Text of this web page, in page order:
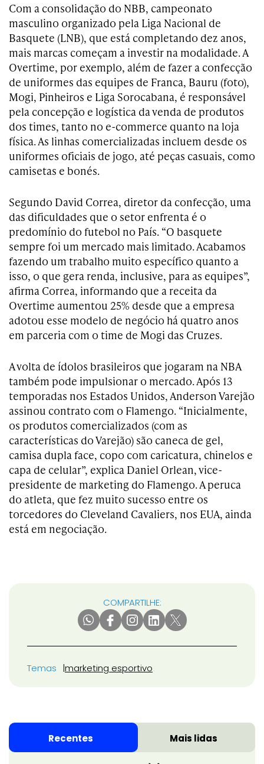
Com a consolidação do NBB, campeonato
masculino organizado pela Liga Nacional de
Basquete (LNB), que está completando dez anos,
mais marcas começam a investir na modalidade. A
Overtime, por exemplo, além de fazer a confecção
de uniformes das equipes de Franca, Bauru (foto),
Mogi, Pinheiros e Liga Sorocabana, é responsável
pela concepção e logística da venda de produtos
dos times, tanto no e-commerce quanto na loja
física. As linhas comercializadas incluem desde os
uniformes oficiais de jogo, até peças casuais, como
camisetas e bonés.
Segundo David Correa, diretor da confecção, uma
das dificuldades que o setor enfrenta é o
predomínio do futebol no País. “O basquete
sempre foi um mercado mais limitado. Acabamos
fazendo um trabalho muito específico quanto a
isso, o que gera renda, inclusive, para as equipes”,
afirma Correa, informando que a receita da
Overtime aumentou 25% desde que a empresa
adotou esse modelo de negócio há quatro anos
em parceria com o time de Mogi das Cruzes.
A volta de ídolos brasileiros que jogaram na NBA
também pode impulsionar o mercado. Após 13
temporadas nos Estados Unidos, Anderson Varejão
assinou contrato com o Flamengo. “Inicialmente,
os produtos comercializados (com as
características do Varejão) são caneca de gel,
camisa dupla face, copo com caricatura, chinelos e
capa de celular”, explica Daniel Orlean, vice-
presidente de marketing do Flamengo. A peruca
do atleta, que fez muito sucesso entre os
torcedores do Cleveland Cavaliers, nos EUA, ainda
está em negociação.
COMPARTILHE:
Temas marketing esportivo
Recentes Mais lidas